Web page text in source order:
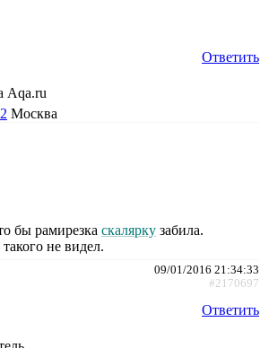
Ответить
Aqa.ru
Москва
бы рамирезка скалярку забила.
не видел.
09/01/2016 21:34:33
#2170697
Ответить